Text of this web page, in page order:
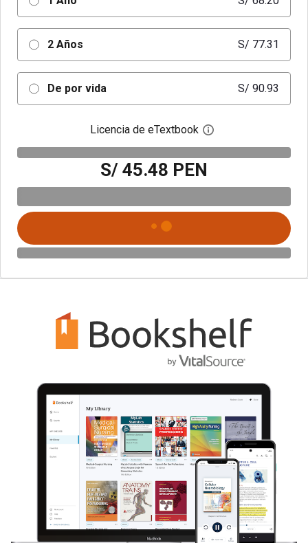
2 Años S/ 77.31
De por vida S/ 90.93
Licencia de eTextbook Abre el cuadro de
S/ 45.48 PEN